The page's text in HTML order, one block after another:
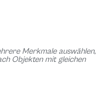
Merkmale auswählen,
Objekten mit gleichen